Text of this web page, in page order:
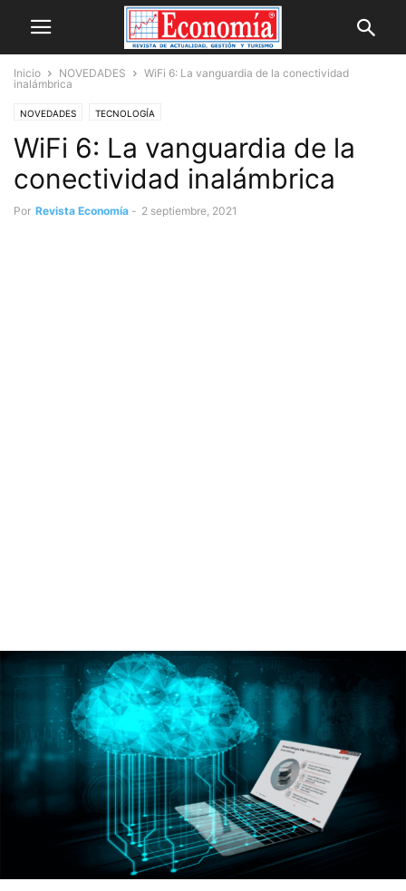
Inicio NOVEDADES
WiFi 6: La vanguardia de la conectividad
inalámbrica
NOVEDADES TECNOLOGÍA
WiFi 6: La vanguardia de la
conectividad inalámbrica
Por Revista Economía - 2 septiembre, 2021